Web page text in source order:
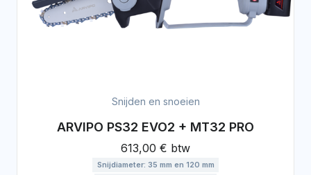
Snijden en snoeien
ARVIPO PS32 EVO2 + MT32 PRO
613,00 € btw
Snijdiameter: 35 mm en 120 mm